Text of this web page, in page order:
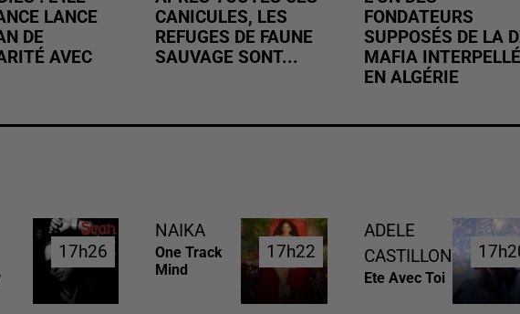
LANCE
DE
AVEC
CANICULES, LES
REFUGES DE FAUNE
SAUVAGE SONT...
FONDATEURS
SUPPOSÉS DE LA
MAFIA INTERPELLÉ
EN ALGÉRIE
17h26
17h26
NAIKA
One Track
Mind
17h22
17h22
ADELE
CASTILLON
Ete Avec Toi